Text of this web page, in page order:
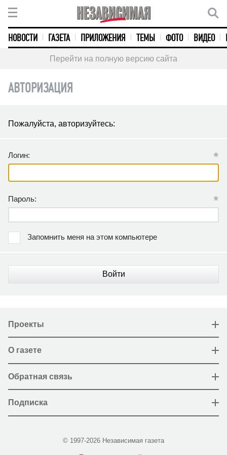
НОВОСТИ ГАЗЕТА ПРИЛОЖЕНИЯ ТЕМЫ ФОТО ВИДЕО
Перейти на полную версию сайта
АВТОРИЗАЦИЯ
Пожалуйста, авторизуйтесь:
Логин: *
Пароль: *
Запомнить меня на этом компьютере
Войти
Проекты
О газете
Обратная связь
Подписка
© 1997-2026 Независимая газета